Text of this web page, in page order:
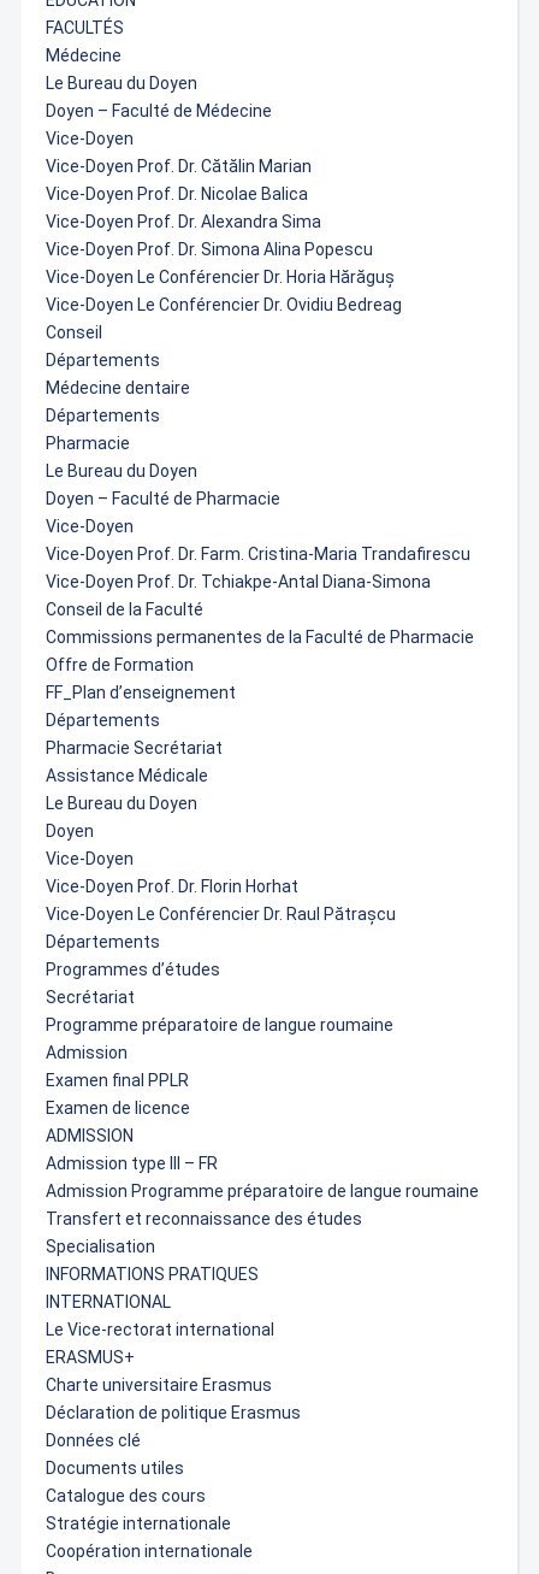
FACULTÉS
Médecine
Le Bureau du Doyen
Doyen – Faculté de Médecine
Vice-Doyen
Vice-Doyen Prof. Dr. Cătălin Marian
Vice-Doyen Prof. Dr. Nicolae Balica
Vice-Doyen Prof. Dr. Alexandra Sima
Vice-Doyen Prof. Dr. Simona Alina Popescu
Vice-Doyen Le Conférencier Dr. Horia Hărăguș
Vice-Doyen Le Conférencier Dr. Ovidiu Bedreag
Conseil
Départements
Médecine dentaire
Départements
Pharmacie
Le Bureau du Doyen
Doyen – Faculté de Pharmacie
Vice-Doyen
Vice-Doyen Prof. Dr. Farm. Cristina-Maria Trandafirescu
Vice-Doyen Prof. Dr. Tchiakpe-Antal Diana-Simona
Conseil de la Faculté
Commissions permanentes de la Faculté de Pharmacie
Offre de Formation
FF_Plan d’enseignement
Départements
Pharmacie Secrétariat
Assistance Médicale
Le Bureau du Doyen
Doyen
Vice-Doyen
Vice-Doyen Prof. Dr. Florin Horhat
Vice-Doyen Le Conférencier Dr. Raul Pătrașcu
Départements
Programmes d’études
Secrétariat
Programme préparatoire de langue roumaine
Admission
Examen final PPLR
Examen de licence
ADMISSION
Admission type III – FR
Admission Programme préparatoire de langue roumaine
Transfert et reconnaissance des études
Specialisation
INFORMATIONS PRATIQUES
INTERNATIONAL
Le Vice-rectorat international
ERASMUS+
Charte universitaire Erasmus
Déclaration de politique Erasmus
Données clé
Documents utiles
Catalogue des cours
Stratégie internationale
Coopération internationale